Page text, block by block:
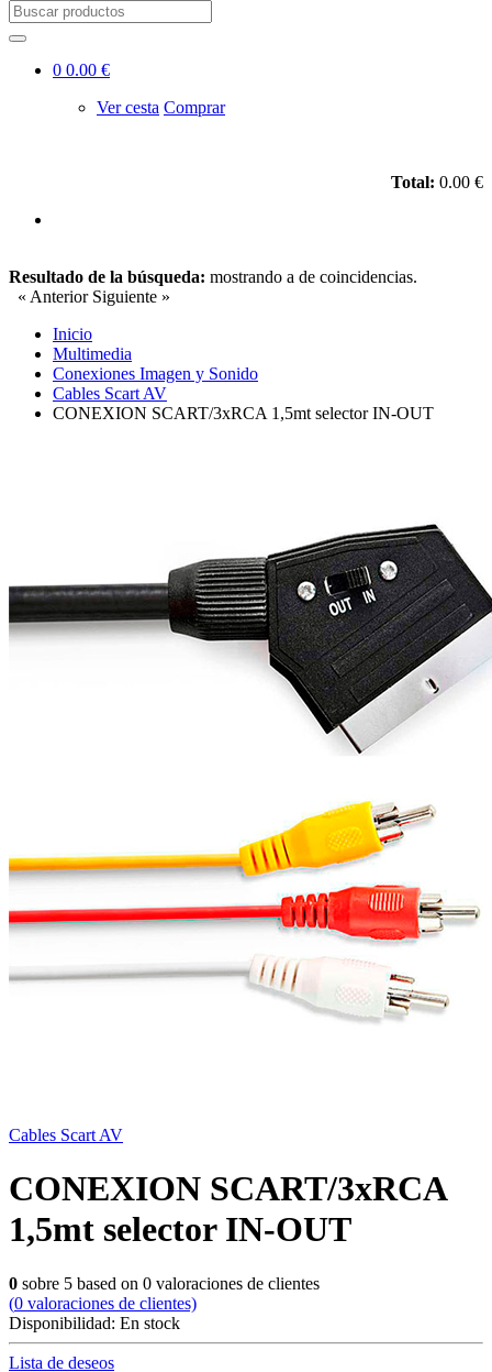
0 0.00 €
Ver cesta Comprar
Total: 0.00 €
Resultado de la búsqueda: mostrando a de coincidencias.
« Anterior Siguiente »
Inicio
Multimedia
Conexiones Imagen y Sonido
Cables Scart AV
CONEXION SCART/3xRCA 1,5mt selector IN-OUT
Cables Scart AV
CONEXION SCART/3xRCA
1,5mt selector IN-OUT
0 sobre 5 based on 0 valoraciones de clientes
(0 valoraciones de clientes)
Disponibilidad: En stock
Lista de deseos